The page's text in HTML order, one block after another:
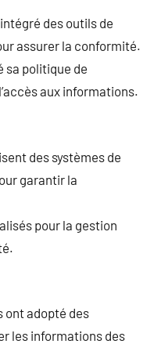
des outils de
assurer la conformité.
sa politique de
aux informations.
des systèmes de
garantir la
pour la gestion
ont adopté des
les informations des